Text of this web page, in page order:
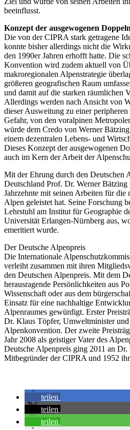
beeinflusst.
Konzept der ausgewogenen
Die von der CIPRA stark getragene
konnte bisher allerdings nicht die
den 1990er Jahren erhofft hatte. Die
Konvention wird zudem aktuell von
makroregionalen Alpenstrategie
größeren geografischen Raum
und damit auf die starken räumlichen
Allerdings werden nach Ansicht von
dieser Ausweitung zu einer
Gefahr, von den voralpinen
würde dem Credo von Werner
einem dezentralen Lebens- und
Dieses Konzept der ausgewogenen
auch im Kern der Arbeit der
Mit der Ehrung durch den Deutschen
Deutschland Prof. Dr. Werner
Jahrzehnte mit seinen Arbeiten für
Alpen geleistet hat. Seine Forschung
Lehrstuhl am Institut für Geographie
Universität Erlangen-Nürnberg aus,
emeritiert wurde.
Der Deutsche Alpenpreis
Die Internationale
verleiht zusammen mit ihren
den Deutschen Alpenpreis. Mit dem
herausragende Persönlichkeiten aus
Wissenschaft oder aus dem
Einsatz für eine nachhaltige
Alpenraumes gewürdigt. Erster
Dr. Klaus Töpfer, Umweltminister
Alpenkonvention. Der zweite
Jahr 2008 als geistiger Vater des
Deutsche Alpenpreis ging 2011 an
Mitbegründer der CIPRA und 1952 ihr
teilen
teilen
teilen